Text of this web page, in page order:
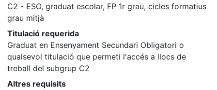
C2 - ESO, graduat escolar, FP 1r grau, cicles formatius
grau mitjà
Titulació requerida
Graduat en Ensenyament Secundari Obligatori o
qualsevol titulació que permeti l'accés a llocs de
treball del subgrup C2
Altres requisits